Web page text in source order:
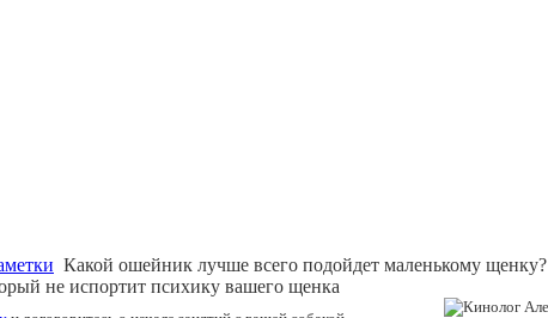
Какой ошейник лучше всего подойдет маленькому щенку?
не испортит психику вашего щенка